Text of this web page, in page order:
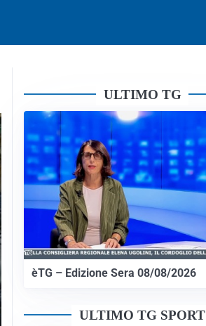
ULTIMO TG
èTG – Edizione Sera 08/08/2026
ULTIMO TG SPORT